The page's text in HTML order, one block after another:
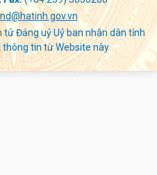
tử Đảng uỷ Uỷ ban nhân dân tỉnh
thông tin từ Website này